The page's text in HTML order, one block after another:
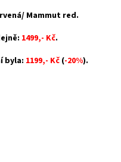
Mammut red.
1499,- Kč.
byla: 1199,- Kč (-20%).